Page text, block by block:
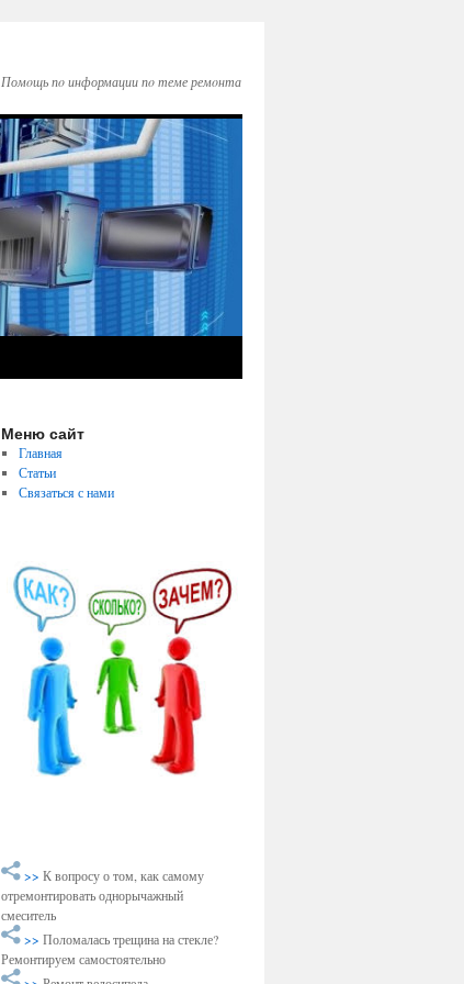
Помοщь пο информации пο теме ремοнта
Меню сайт
Главная
Статьи
Связаться с нами
>> К вопросу о том, как самому
отремонтировать однорычажный
смеситель
>> Поломалась трещина на стекле?
Ремонтируем самостоятельно